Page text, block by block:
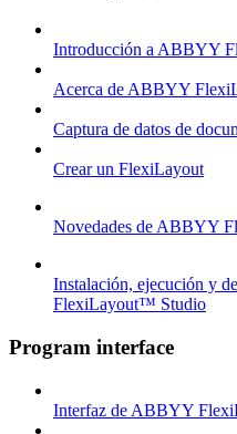
Introducción a ABBYY
Acerca de ABBYY
Captura de datos de
Crear un FlexiLayout
Novedades de ABBYY
Instalación, ejecución y
FlexiLayout™ Studio
Program interface
Interfaz de ABBYY